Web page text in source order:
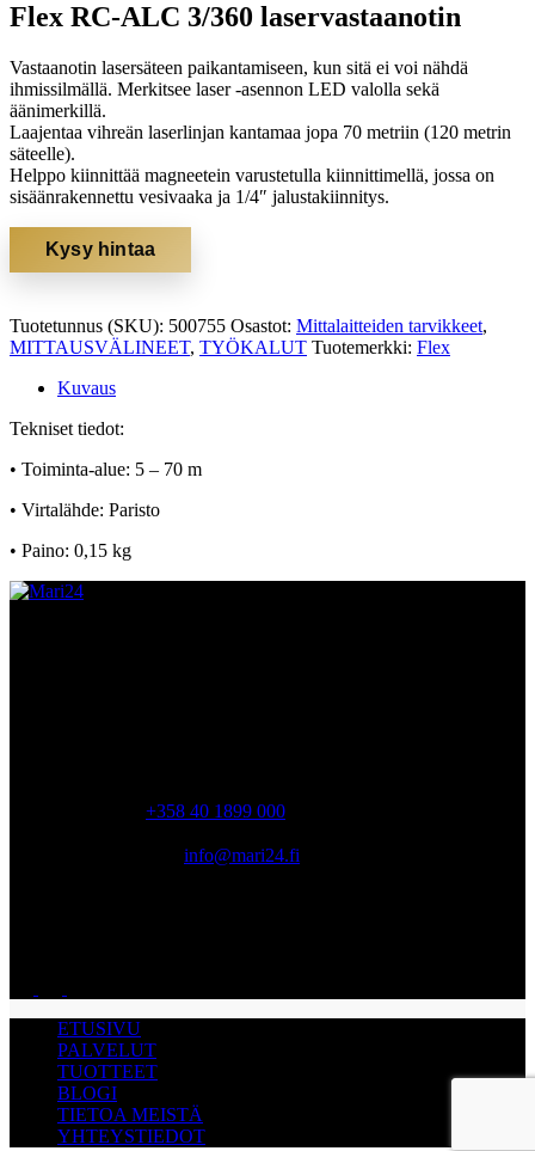
Flex RC-ALC 3/360 laservastaanotin
Vastaanotin lasersäteen paikantamiseen, kun sitä ei voi nähdä
ihmissilmällä. Merkitsee laser -asennon LED valolla sekä
äänimerkillä.
Laajentaa vihreän laserlinjan kantamaa jopa 70 metriin (120 metrin
säteelle).
Helppo kiinnittää magneetein varustetulla kiinnittimellä, jossa on
sisäänrakennettu vesivaaka ja 1/4″ jalustakiinnitys.
Kysy hintaa
Tuotetunnus (SKU): 500755 Osastot: Mittalaitteiden tarvikkeet,
MITTAUSVÄLINEET, TYÖKALUT Tuotemerkki: Flex
Kuvaus
Tekniset tiedot:
• Toiminta-alue: 5 – 70 m
• Virtalähde: Paristo
• Paino: 0,15 kg
+358 40 1899 000
info@mari24.fi
ETUSIVU
PALVELUT
TUOTTEET
BLOGI
TIETOA MEISTÄ
YHTEYSTIEDOT